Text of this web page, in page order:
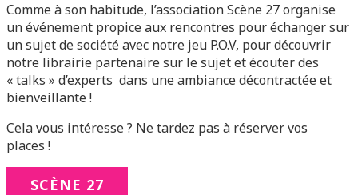
Comme à son habitude, l’association Scène 27 organise
un événement propice aux rencontres pour échanger sur
un sujet de société avec notre jeu P.O.V, pour découvrir
notre librairie partenaire sur le sujet et écouter des
« talks » d’experts dans une ambiance décontractée et
bienveillante !
Cela vous intéresse ? Ne tardez pas à réserver vos
places !
SCÈNE 27